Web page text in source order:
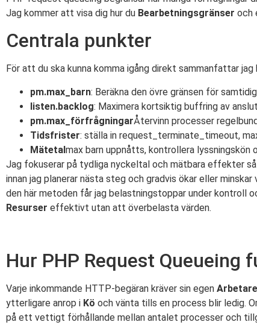
Jag kommer att visa dig hur du Bearbetningsgränser och
Centrala punkter
För att du ska kunna komma igång direkt sammanfattar
pm.max_barn: Beräkna den övre gränsen för
listen.backlog: Maximera kortsiktig buffring av
pm.max_förfrågningarÅtervinn processer
Tidsfrister: ställa in request_terminate_timeout,
Mätetalmax barn uppnåtts, kontrollera lyssningskön
Jag fokuserar på tydliga nyckeltal och mätbara effekter
innan jag planerar nästa steg och gradvis ökar eller
den här metoden får jag belastningstoppar under kontroll
Resurser effektivt utan att överbelasta värden.
Hur PHP Request Queueing
Varje inkommande HTTP-begäran kräver sin egen Arbetare
ytterligare anrop i Kö och vänta tills en process blir ledig.
på ett vettigt förhållande mellan antalet processer och